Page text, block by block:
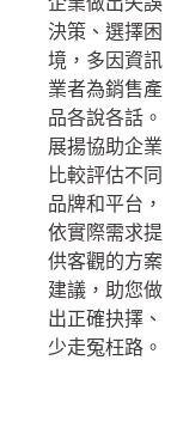
決策、選擇困
境，多因資訊
業者為銷售產
品各說各話。
展揚協助企業
比較評估不同
品牌和平台，
依實際需求提
供客觀的方案
建議，助您做
出正確抉擇、
少走冤枉路。